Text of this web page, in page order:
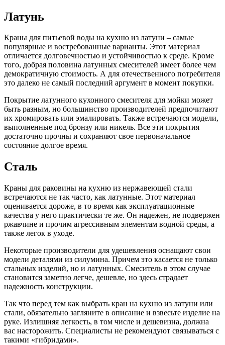
Латунь
Краны для питьевой воды на кухню из латуни – самые
популярные и востребованные варианты. Этот материал
отличается долговечностью и устойчивостью к среде. Кроме
того, добрая половина латунных смесителей имеет более чем
демократичную стоимость. А для отечественного потребителя
это далеко не самый последний аргумент в момент покупки.
Покрытие латунного кухонного смесителя для мойки может
быть разным, но большинство производителей предпочитают
их хромировать или эмалировать. Также встречаются модели,
выполненные под бронзу или никель. Все эти покрытия
достаточно прочны и сохраняют свое первоначальное
состояние долгое время.
Сталь
Краны для раковины на кухню из нержавеющей стали
встречаются не так часто, как латунные. Этот материал
оценивается дороже, в то время как эксплуатационные
качества у него практически те же. Он надежен, не подвержен
ржавчине и прочим агрессивным элементам водной среды, а
также легок в уходе.
Некоторые производители для удешевления оснащают свои
модели деталями из силумина. Причем это касается не только
стальных изделий, но и латунных. Смеситель в этом случае
становится заметно легче, дешевле, но здесь страдает
надежность конструкции.
Так что перед тем как выбрать кран на кухню из латуни или
стали, обязательно загляните в описание и взвесьте изделие на
руке. Излишняя легкость, в том числе и дешевизна, должна
вас насторожить. Специалисты не рекомендуют связываться с
такими «гибридами».